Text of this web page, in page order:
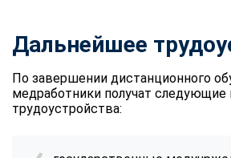
Дальнейшее
По завершении дистанционного
медработники получат следующие
трудоустройства: